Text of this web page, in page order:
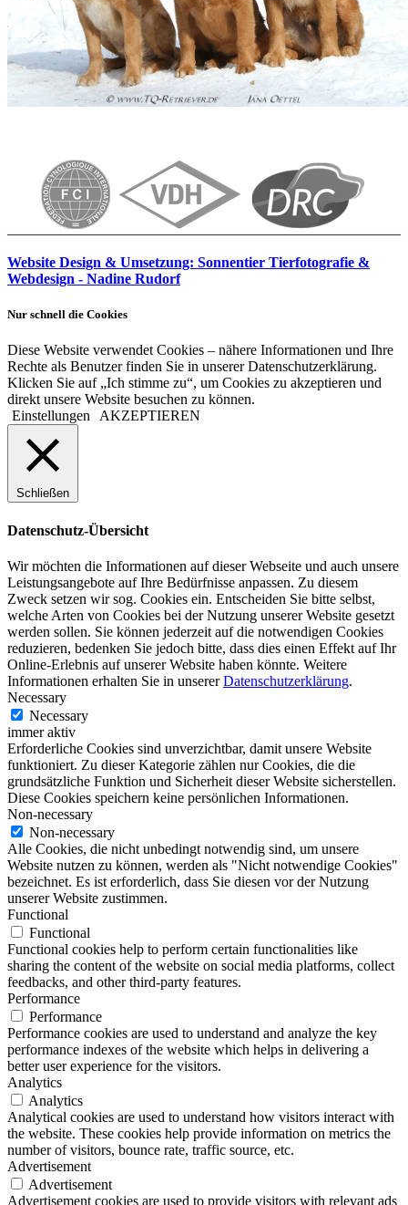
Website Design & Umsetzung: Sonnentier Tierfotografie &
Webdesign - Nadine Rudorf
Nur schnell die Cookies
Diese Website verwendet Cookies – nähere Informationen und Ihre
Rechte als Benutzer finden Sie in unserer Datenschutzerklärung.
Klicken Sie auf „Ich stimme zu“, um Cookies zu akzeptieren und
direkt unsere Website besuchen zu können.
Einstellungen
AKZEPTIEREN
Schließen
Datenschutz-Übersicht
Wir möchten die Informationen auf dieser Webseite und auch unsere
Leistungsangebote auf Ihre Bedürfnisse anpassen. Zu diesem
Zweck setzen wir sog. Cookies ein. Entscheiden Sie bitte selbst,
welche Arten von Cookies bei der Nutzung unserer Website gesetzt
werden sollen. Sie können jederzeit auf die notwendigen Cookies
reduzieren, bedenken Sie jedoch bitte, dass dies einen Effekt auf Ihr
Online-Erlebnis auf unserer Website haben könnte. Weitere
Informationen erhalten Sie in unsererDatenschutzerklärung.
Necessary
Necessary
immer aktiv
Erforderliche Cookies sind unverzichtbar, damit unsere Website
funktioniert. Zu dieser Kategorie zählen nur Cookies, die die
grundsätzliche Funktion und Sicherheit dieser Website sicherstellen.
Diese Cookies speichern keine persönlichen Informationen.
Non-necessary
Non-necessary
Alle Cookies, die nicht unbedingt notwendig sind, um unsere
Website nutzen zu können, werden als "Nicht notwendige Cookies"
bezeichnet. Es ist erforderlich, dass Sie diesen vor der Nutzung
unserer Website zustimmen.
Functional
Functional
Functional cookies help to perform certain functionalities like
sharing the content of the website on social media platforms, collect
feedbacks, and other third-party features.
Performance
Performance
Performance cookies are used to understand and analyze the key
performance indexes of the website which helps in delivering a
better user experience for the visitors.
Analytics
Analytics
Analytical cookies are used to understand how visitors interact with
the website. These cookies help provide information on metrics the
number of visitors, bounce rate, traffic source, etc.
Advertisement
Advertisement
Advertisement cookies are used to provide visitors with relevant ads